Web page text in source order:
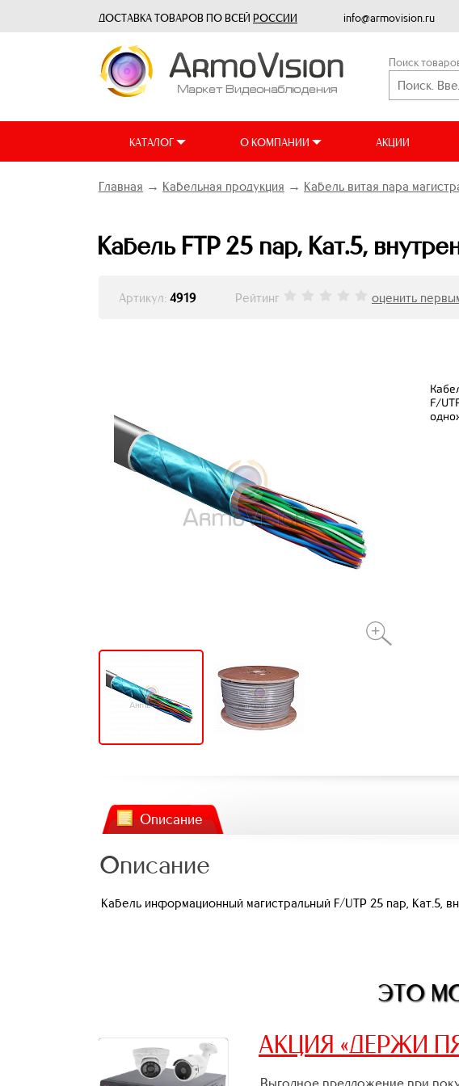
ДОСТАВКА ТОВАРОВ ПО ВСЕЙ РОССИИ info@armovision.ru
Поиск
КАТАЛОГ О КОМПАНИИ АКЦИИ
Главная → Кабельная продукция → Кабель витая пара
Кабель FTP 25 пар, Кат.5,
Артикул: 4919 Рейтинг оценить
F/
Описание
Описание
Кабель информационный магистральный F/UTP 25 пар, Кат.5,
ЭТО
АКЦИЯ «ДЕРЖИ
Выгодное предложение при